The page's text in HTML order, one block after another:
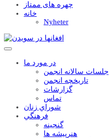
چهره های ممتاز
خانه
Nyheter
در مورد ما
جلسات سالانه انجمن
تاریخچه انجمن
گزارشات
تماس
شوراي زنان
فرهنگي
گنجينه
هنرپيشه ها